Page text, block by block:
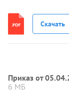
Скачать
Приказ от
6 МБ